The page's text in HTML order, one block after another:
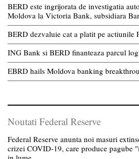
BERD este ingrijorata de investigatia
Moldova la Victoria Bank, subsidiara
BERD dezvaluie cat a platit pe actiunile
ING Bank si BERD finanteaza parcul
EBRD hails Moldova banking
Noutati Federal Reserve
Federal Reserve anunta noi masuri
crizei COVID-19, care produce pagube